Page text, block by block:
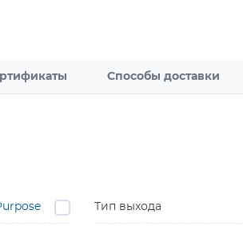
Способы доставки
Тип выхода